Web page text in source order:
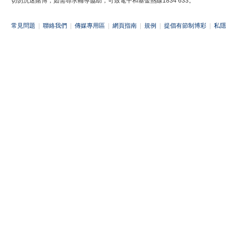
常見問題 聯絡我們 傳媒專用區 網頁指南 規例 提倡有節制博彩 私